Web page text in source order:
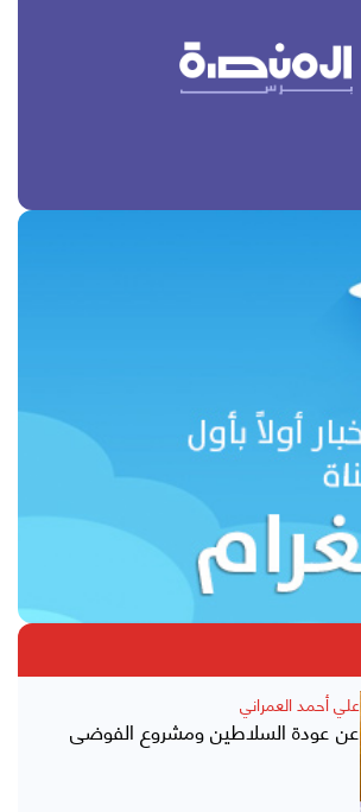
علي أحمد العمراني
عن عودة السلاطين ومشروع الفوضى